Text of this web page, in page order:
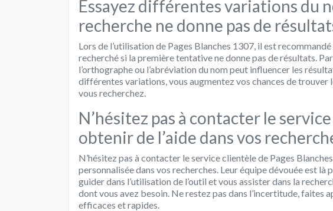
Essayez différentes variations du
recherche ne donne pas de
Lors de l’utilisation de Pages Blanches 1307, il est
recherché si la première tentative ne donne pas de résultats.
l’orthographe ou l’abréviation du nom peut influencer les
différentes variations, vous augmentez vos chances de trouver
vous recherchez.
N’hésitez pas à contacter le
obtenir de l’aide dans vos
N’hésitez pas à contacter le service clientèle de Pages
personnalisée dans vos recherches. Leur équipe dévouée est là
guider dans l’utilisation de l’outil et vous assister dans la
dont vous avez besoin. Ne restez pas dans l’incertitude, faites
efficaces et rapides.